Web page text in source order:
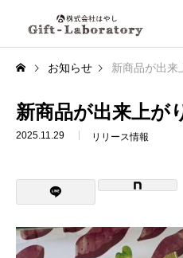
NEWS
COMPANY
会社概要
会社沿革
お知らせ 新商品が出来
新商品が出来上が
2025.11.29 リリース情報